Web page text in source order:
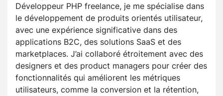
Développeur PHP freelance, je me spécialise dans
le développement de produits orientés utilisateur,
avec une expérience significative dans des
applications B2C, des solutions SaaS et des
marketplaces. J’ai collaboré étroitement avec des
designers et des product managers pour créer des
fonctionnalités qui améliorent les métriques
utilisateurs, comme la conversion et la rétention,